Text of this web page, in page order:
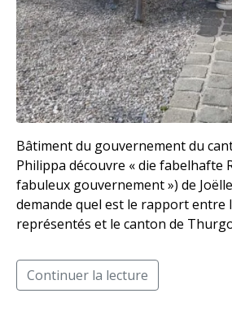
Bâtiment du gouvernement du
Philippa découvre « die fabelhafte
fabuleux gouvernement ») de
demande quel est le rapport entre
représentés et le canton de
Continuer la lecture